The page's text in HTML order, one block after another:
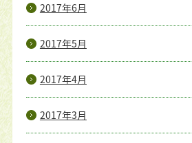
2017年6月
2017年5月
2017年4月
2017年3月